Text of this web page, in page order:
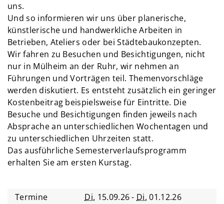
uns.
Und so informieren wir uns über planerische,
künstlerische und handwerkliche Arbeiten in
Betrieben, Ateliers oder bei Städtebaukonzepten.
Wir fahren zu Besuchen und Besichtigungen, nicht
nur in Mülheim an der Ruhr, wir nehmen an
Führungen und Vorträgen teil. Themenvorschläge
werden diskutiert. Es entsteht zusätzlich ein geringer
Kostenbeitrag beispielsweise für Eintritte. Die
Besuche und Besichtigungen finden jeweils nach
Absprache an unterschiedlichen Wochentagen und
zu unterschiedlichen Uhrzeiten statt.
Das ausführliche Semesterverlaufsprogramm
erhalten Sie am ersten Kurstag.
Termine Di. 15.09.26 - Di. 01.12.26